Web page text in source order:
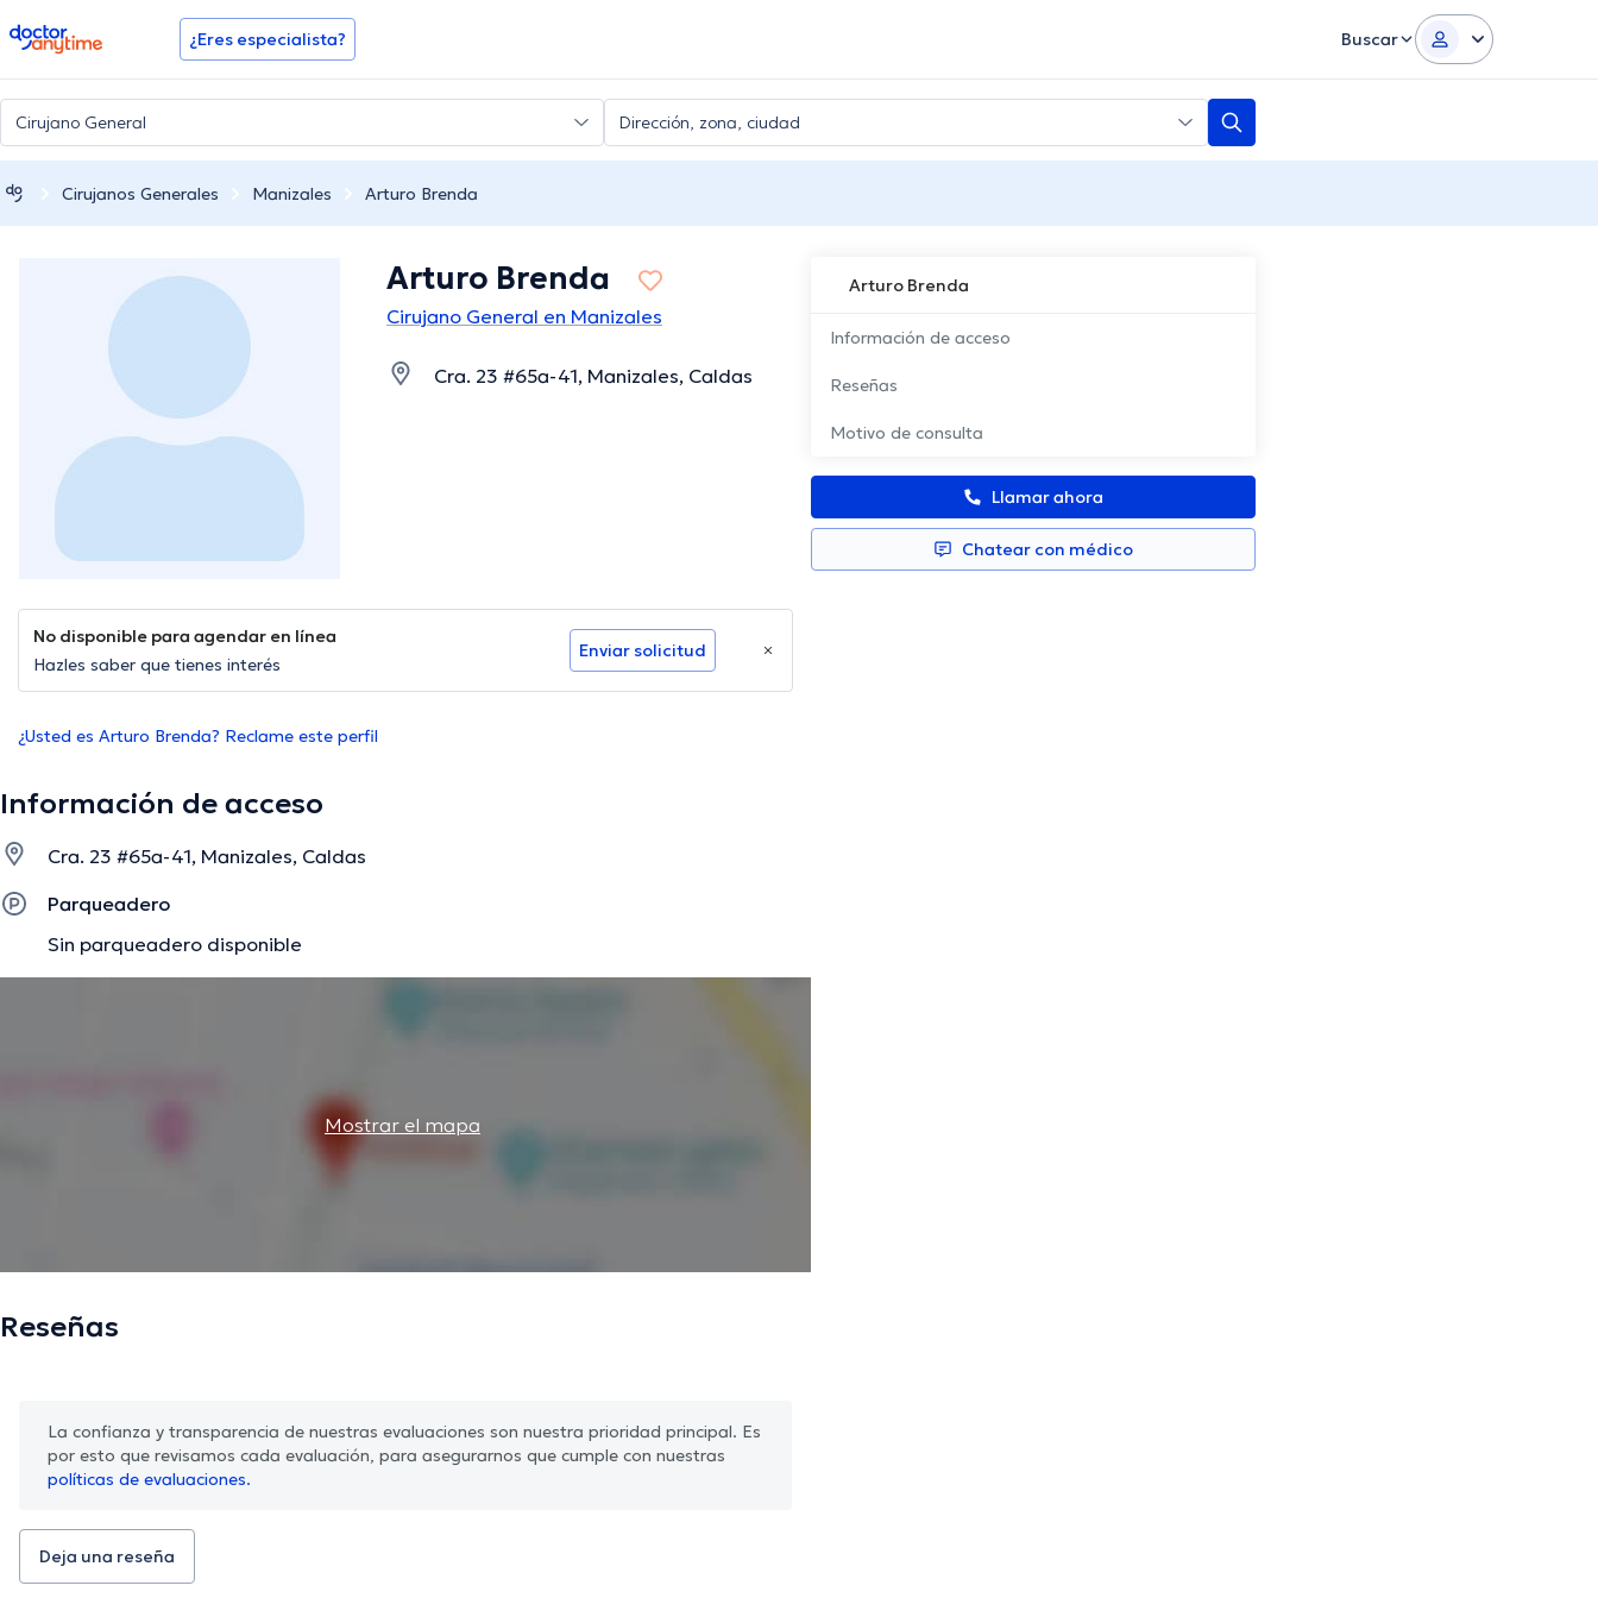
doctoranytime ¿Eres especialista? Buscar
Cirujanos Generales Manizales Arturo Brenda
Arturo Brenda
Información de acceso
Reseñas
Motivo de consulta
Llamar ahora
Chatear con médico
Arturo Brenda
Cirujano General en Manizales
Cra. 23 #65a-41, Manizales, Caldas
No disponible para agendar en línea
Hazles saber que tienes interés
Enviar solicitud
¿Usted es Arturo Brenda? Reclame este perfil
Información de acceso
Cra. 23 #65a-41, Manizales, Caldas
Parqueadero
Sin parqueadero disponible
Mostrar el mapa
Reseñas
La confianza y transparencia de nuestras evaluaciones son nuestra prioridad principal. Es
por esto que revisamos cada evaluación, para asegurarnos que cumple con nuestras
políticas de evaluaciones.
Deja una reseña